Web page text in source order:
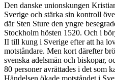
Den danske unionskungen
Sverige och stärka sin kontroll
där Sten Sture den yngre
Stockholm hösten 1520. Och i
II till kung i Sverige efter att ha
motståndare. Men kort därefter
svenska adelsmän och biskopar,
80 personer avrättades i det som
Händelsen ökade motståndet i